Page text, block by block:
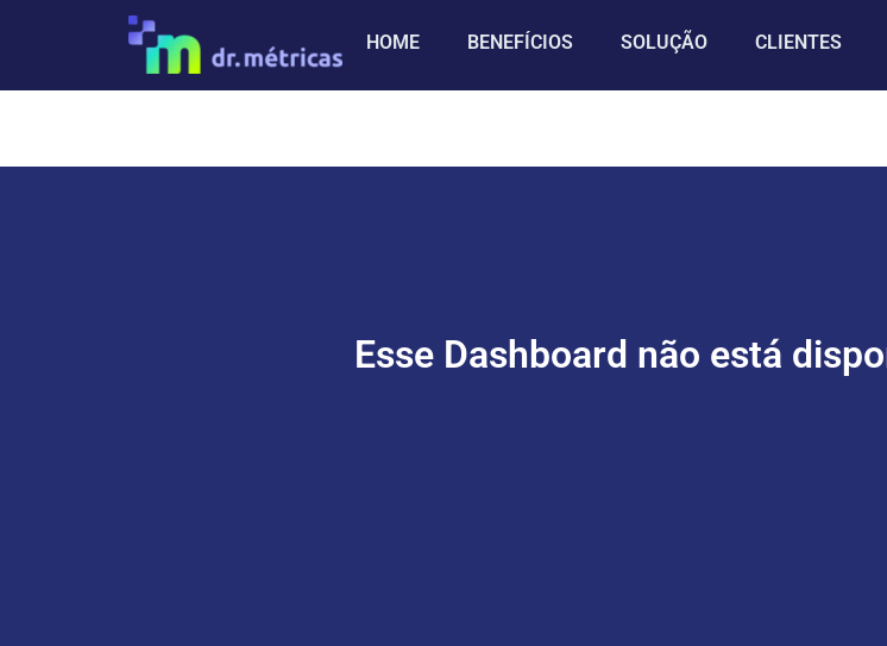
HOME BENEFÍCIOS SOLUÇÃO CLIENTES
Esse Dashboard não está